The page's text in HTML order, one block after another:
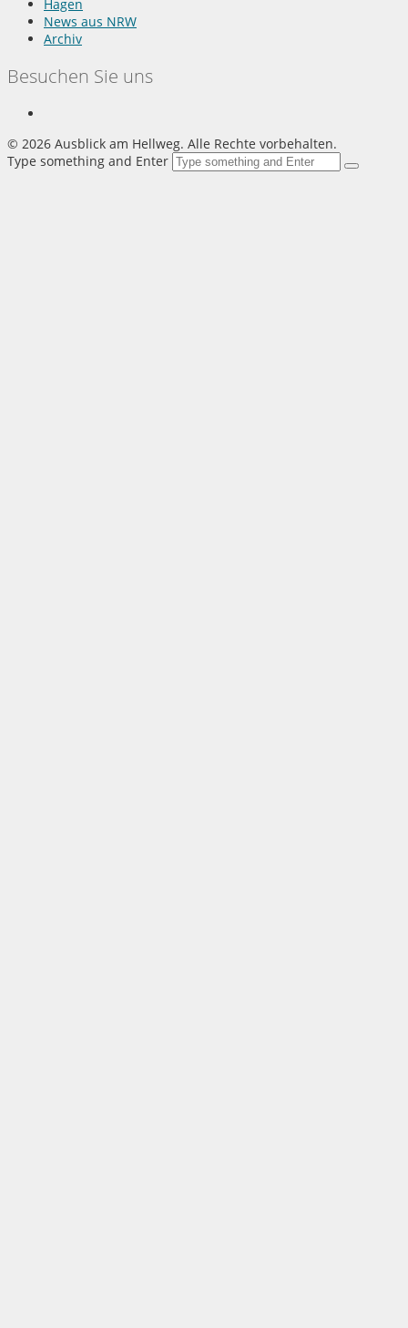
Hagen
News aus NRW
Archiv
Besuchen Sie uns
© 2026 Ausblick am Hellweg. Alle Rechte vorbehalten.
Type something and Enter